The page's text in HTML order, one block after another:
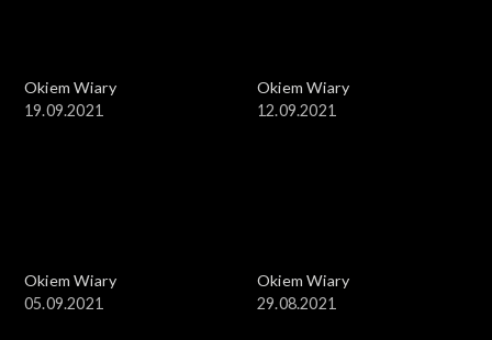
Okiem Wiary
19.09.2021
Okiem Wiary
12.09.2021
Okiem Wiary
05.09.2021
Okiem Wiary
29.08.2021